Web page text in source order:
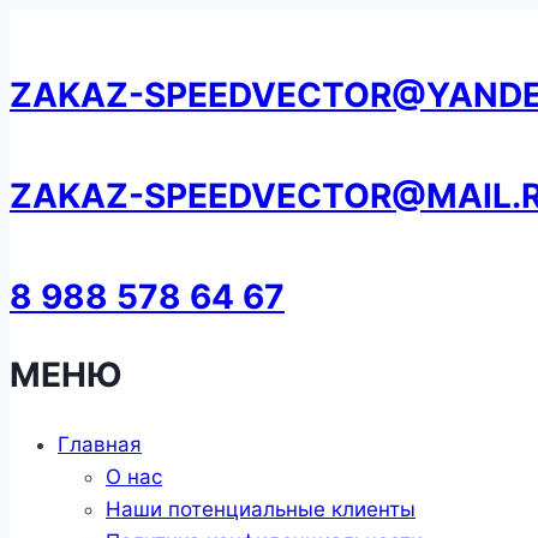
содержанию
ZAKAZ-
ZAKAZ-
8 988 578 64 67
МЕНЮ
Главная
О нас
Наши потенциальные клиенты